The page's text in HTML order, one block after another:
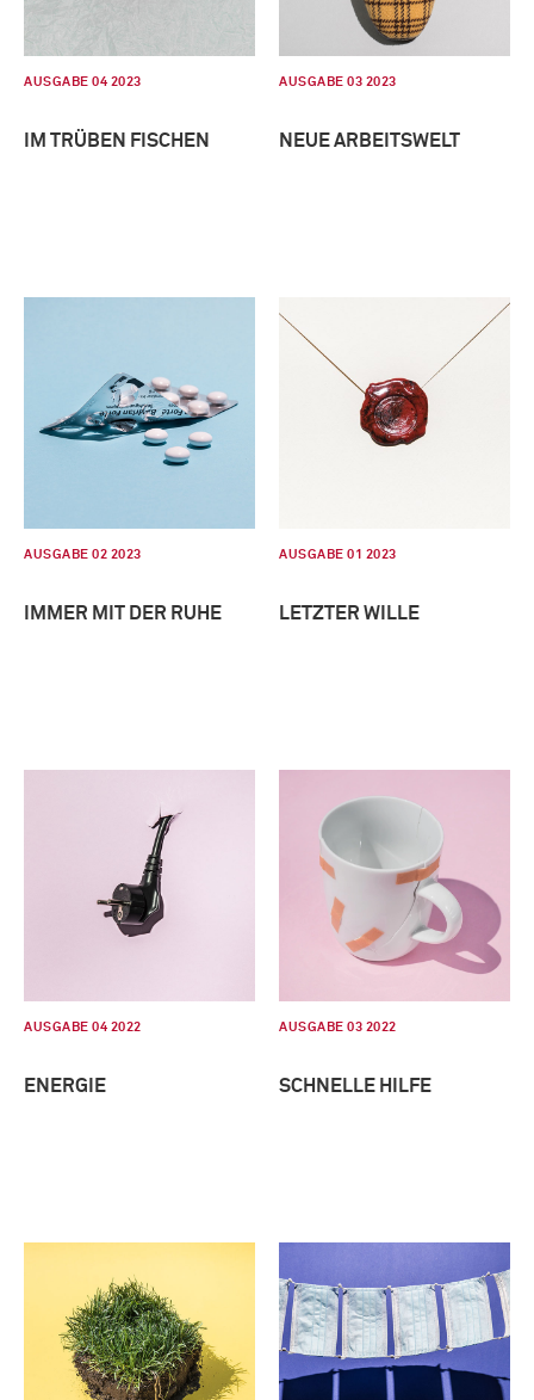
AUSGABE 04 2023
IM TRÜBEN FISCHEN
AUSGABE 03 2023
NEUE ARBEITSWELT
AUSGABE 02 2023
IMMER MIT DER RUHE
AUSGABE 01 2023
LETZTER WILLE
AUSGABE 04 2022
ENERGIE
AUSGABE 03 2022
SCHNELLE HILFE